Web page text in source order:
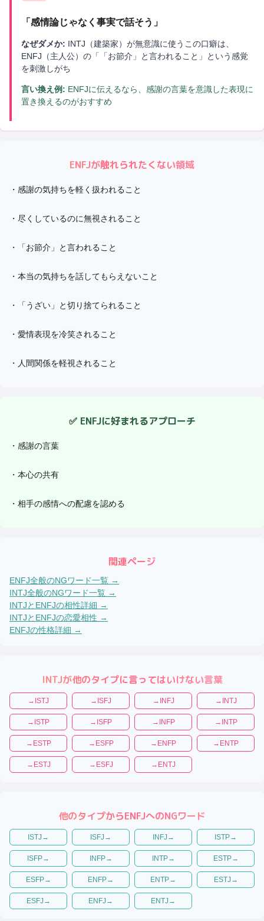
「 感情論じゃなく事実で話そう 」
なぜダメか: INTJ（建築家）が無意識に使うこの口癖は、
ENFJ（主人公）の「「お節介」と言われること」という感覚
を刺激しがち
言い換え例: ENFJに伝えるなら、感謝の言葉を意識した表現に
置き換えるのがおすすめ
ENFJが触れられたくない領域
・ 感謝の気持ちを軽く扱われること
・ 尽くしているのに無視されること
・ 「お節介」と言われること
・ 本当の気持ちを話してもらえないこと
・ 「うざい」と切り捨てられること
・ 愛情表現を冷笑されること
・ 人間関係を軽視されること
✅ ENFJに好まれるアプローチ
・ 感謝の言葉
・ 本心の共有
・ 相手の感情への配慮を認める
関連ページ
ENFJ全般のNGワード一覧 →
INTJ全般のNGワード一覧 →
INTJと ENFJの相性詳細 →
INTJと ENFJの恋愛相性 →
ENFJの性格詳細 →
INTJが他のタイプに言ってはいけない言葉
→ ISTJ → ISFJ → INFJ → INTJ
→ ISTP → ISFP → INFP → INTP
→ ESTP → ESFP → ENFP → ENTP
→ ESTJ → ESFJ → ENTJ
他のタイプからENFJへのNGワード
ISTJ → ISFJ → INFJ → ISTP→
ISFP→ INFP→ INTP→ ESTP→
ESFP→ ENFP→ ENTP→ ESTJ →
ESFJ → ENFJ → ENTJ →